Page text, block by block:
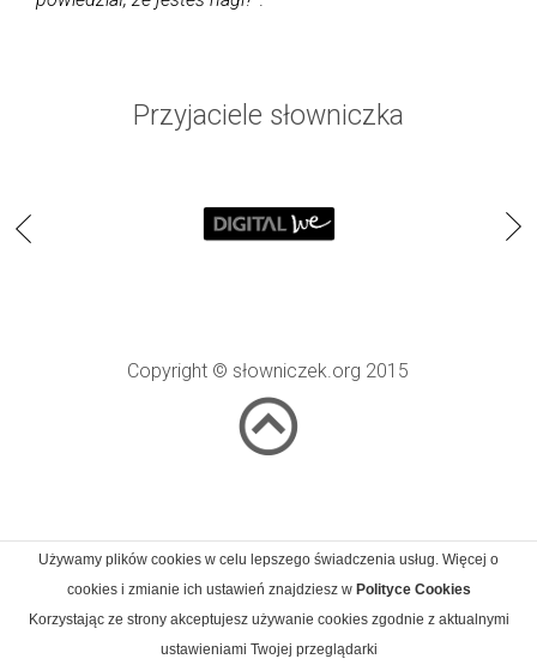
Przyjaciele słowniczka
Copyright © słowniczek.org 2015
Używamy plików cookies w celu lepszego świadczenia usług. Więcej o
cookies i zmianie ich ustawień znajdziesz w Polityce Cookies
Korzystając ze strony akceptujesz używanie cookies zgodnie z aktualnymi
ustawieniami Twojej przeglądarki